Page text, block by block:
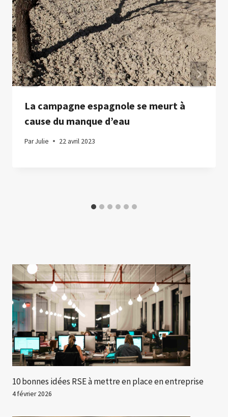
La campagne espagnole se meurt à
cause du manque d’eau
ParJulie 22 avril 2023
10 bonnes idées RSE à mettre en place en entreprise
4 février 2026